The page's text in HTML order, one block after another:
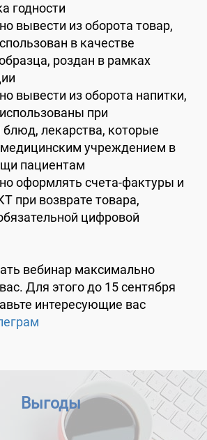
годности
вывести из оборота товар,
в качестве
роздан в рамках
вывести из оборота напитки,
при
блюд, лекарства, которые
учреждением в
пациентам
оформлять счета-фактуры и
при возврате товара,
цифровой
вебинар максимально
Для этого до 15 сентября
интересующие вас
Выгоды